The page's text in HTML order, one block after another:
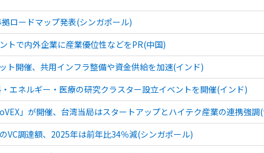
ロードマップ発表(シンガポール)
トで内外企業に産業優位性などをPR(中国)
ト開催、共用インフラ整備や資金供給を加速(インド)
エネルギー・医療の研究クラスター設立イベントを開催(インド)
」が開催、台湾当局はスタートアップとハイテク産業の連携強調
VC調達額、2025年は前年比34％減(シンガポール)